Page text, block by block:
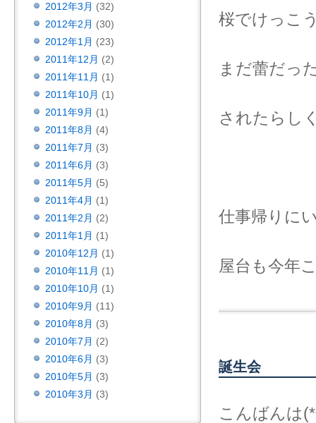
桜でけっこ
まだ蕾だっ
されたらし
仕事帰りに
屋台も今年
誕生会
こんばんは
2012年3月 (32)
2012年2月 (30)
2012年1月 (23)
2011年12月 (2)
2011年11月 (1)
2011年10月 (1)
2011年9月 (1)
2011年8月 (4)
2011年7月 (3)
2011年6月 (3)
2011年5月 (5)
2011年4月 (1)
2011年2月 (2)
2011年1月 (1)
2010年12月 (1)
2010年11月 (1)
2010年10月 (1)
2010年9月 (11)
2010年8月 (3)
2010年7月 (2)
2010年6月 (3)
2010年5月 (3)
2010年3月 (3)